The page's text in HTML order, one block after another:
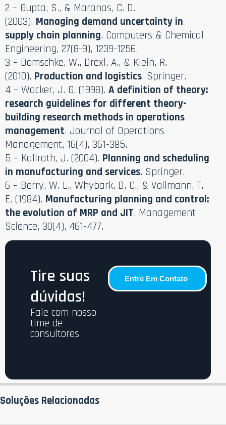
2 – Gupta, S., & Maranas, C. D.
(2003). Managing demand uncertainty in
supply chain planning. Computers & Chemical
Engineering, 27(8-9), 1239-1256.
3 – Domschke, W., Drexl, A., & Klein, R.
(2010). Production and logistics. Springer.
4 – Wacker, J. G. (1998). A definition of theory:
research guidelines for different theory-
building research methods in operations
management. Journal of Operations
Management, 16(4), 361-385.
5 – Kallrath, J. (2004). Planning and scheduling
in manufacturing and services. Springer.
6 – Berry, W. L., Whybark, D. C., & Vollmann, T.
E. (1984). Manufacturing planning and control:
the evolution of MRP and JIT. Management
Science, 30(4), 461-477.
Tire suas
dúvidas!
Fale com nosso
time de
consultores
Entre Em Contato
Soluções Relacionadas